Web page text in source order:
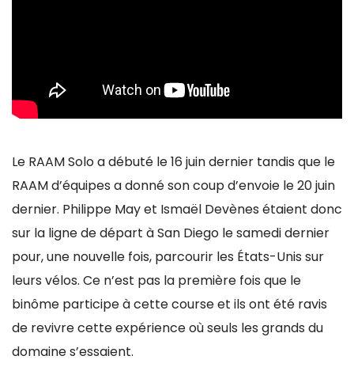
Le RAAM Solo a débuté le 16 juin dernier tandis que le
RAAM d’équipes a donné son coup d’envoie le 20 juin
dernier. Philippe May et Ismaël Devènes étaient donc
sur la ligne de départ à San Diego le samedi dernier
pour, une nouvelle fois, parcourir les États-Unis sur
leurs vélos. Ce n’est pas la première fois que le
binôme participe à cette course et ils ont été ravis
de revivre cette expérience où seuls les grands du
domaine s’essaient.